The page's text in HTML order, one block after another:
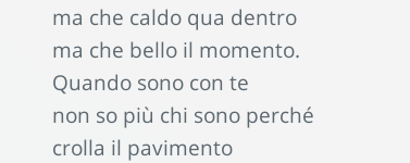
ma che caldo qua dentro
ma che bello il momento.
Quando sono con te
non so più chi sono perché
crolla il pavimento